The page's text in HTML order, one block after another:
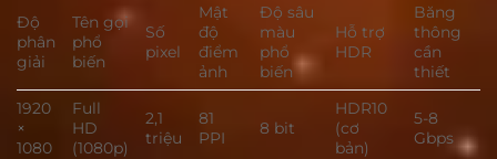
Độ
phân
giải
Tên gọi
phổ
biến
Số
pixel
Mật
độ
điểm
ảnh
Độ sâu
màu
phổ
biến
Hỗ trợ
HDR
Băng
thông
cần
thiết
1920
×
1080
Full
HD
(1080p)
2,1
triệu
81
PPI
8 bit
HDR10
(cơ
bản)
5-8
Gbps